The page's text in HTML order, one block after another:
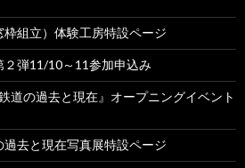
組立）体験工房特設ページ
弾11/10～11参加申込み
の過去と現在』オープニングイベント
去と現在写真展特設ページ